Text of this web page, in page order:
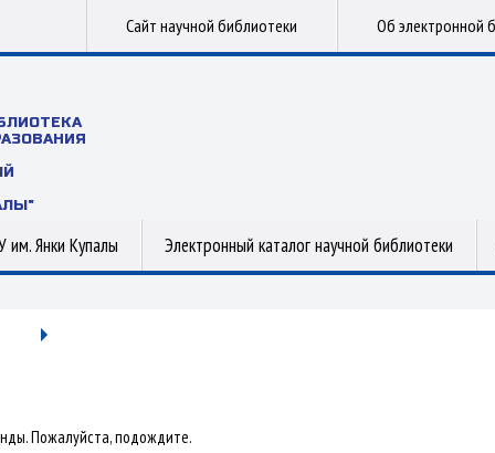
Сайт научной библиотеки Об электронной
им. Янки Купалы Электронный каталог научной библиотеки
Пожалуйста, подождите.